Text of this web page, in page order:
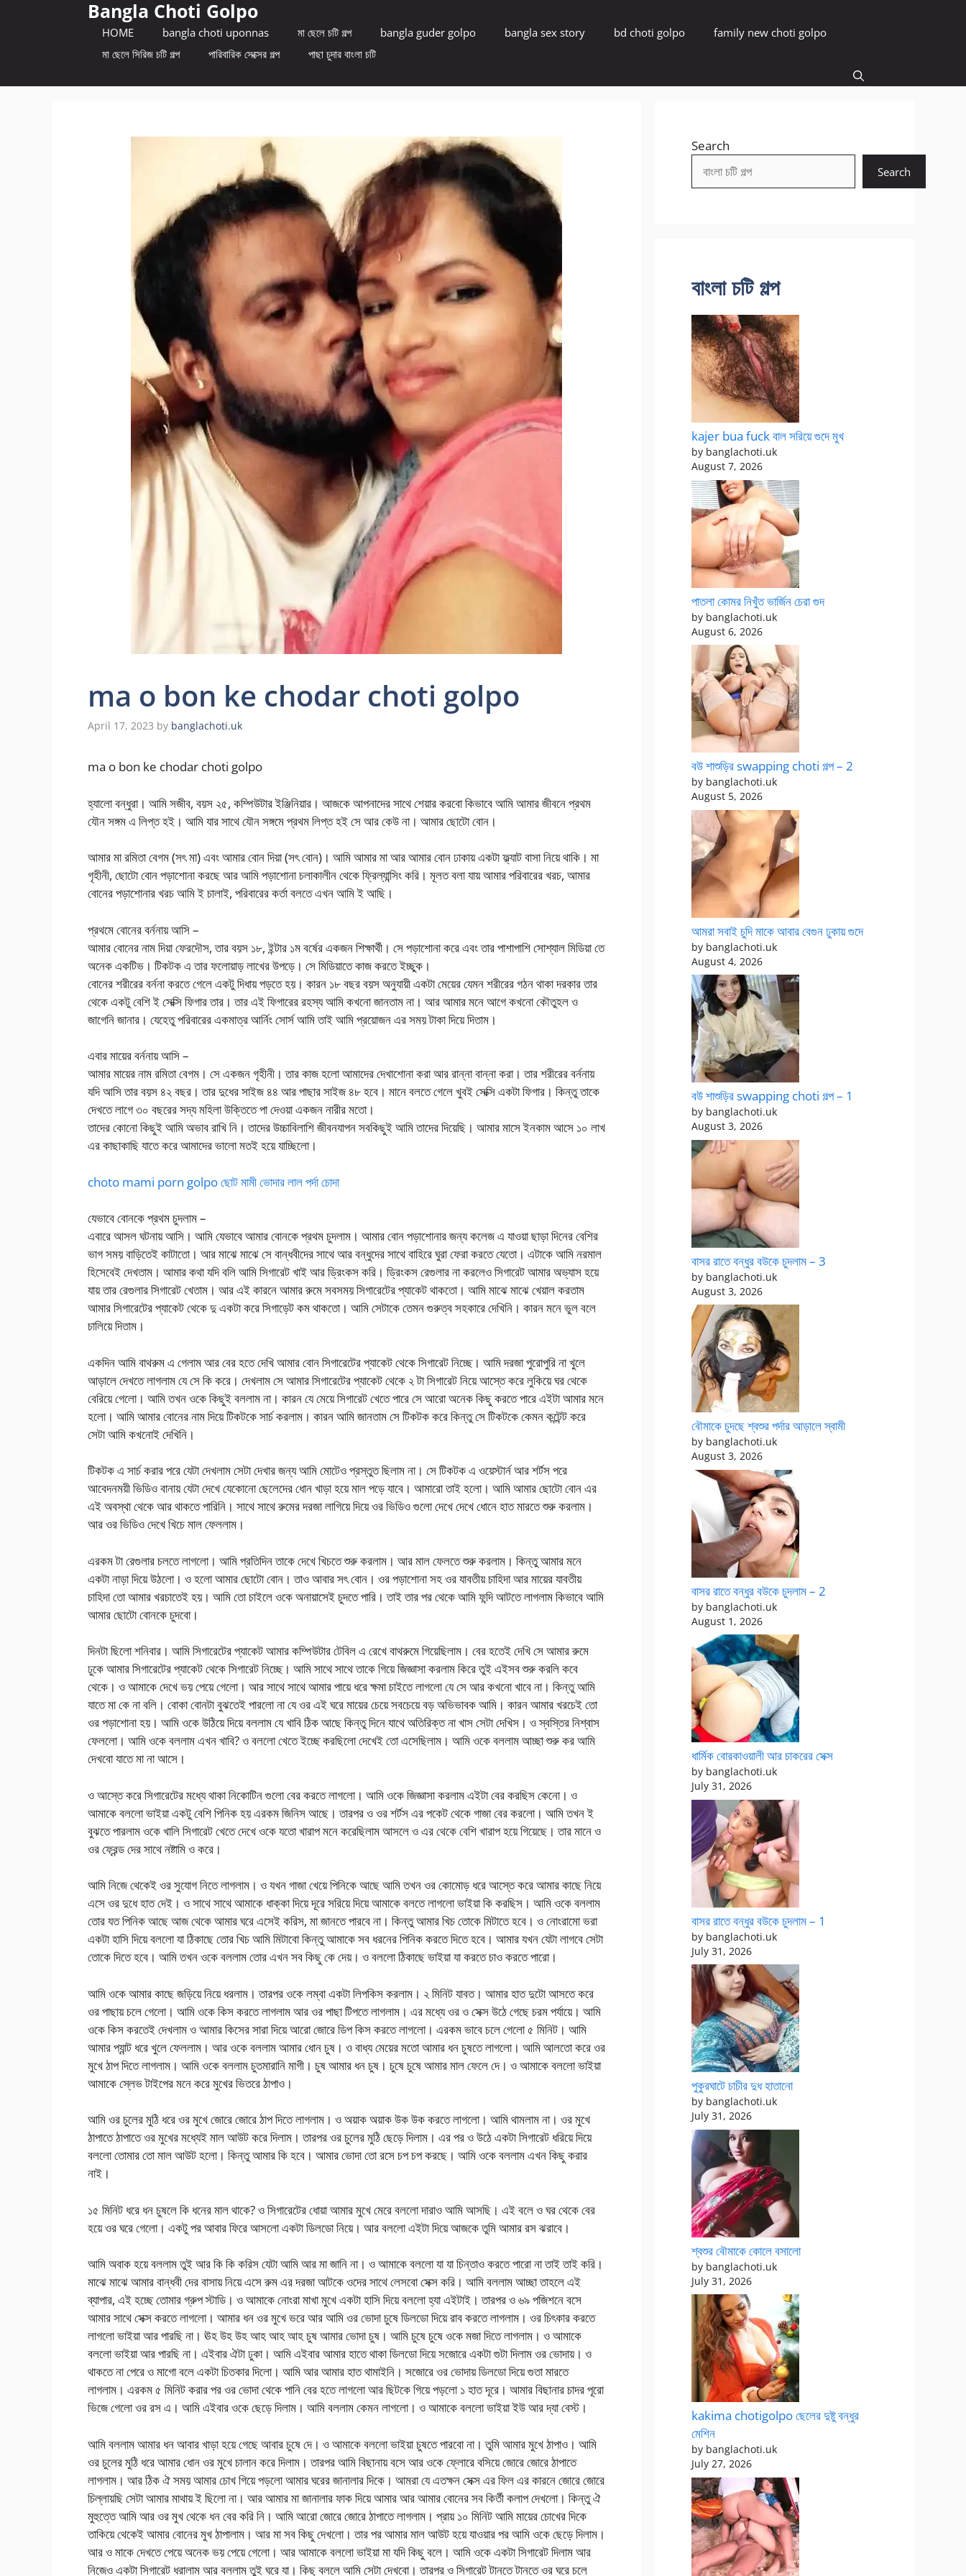
Bangla Choti Golpo
HOME bangla choti uponnas মা ছেলে চটি গল্প bangla guder golpo bangla sex story bd choti golpo
family new choti golpo
মা ছেলে সিরিজ চটি গল্প
পারিবারিক সেক্সের গল্প পাছা চুদার বাংলা চটি
ma o bon ke chodar choti golpo
April 17, 2023 by banglachoti.uk
ma o bon ke chodar choti golpo
হ্যালো বন্ধুরা। আমি সজীব, বয়স ২৫, কম্পিউটার ইঞ্জিনিয়ার। আজকে আপনাদের সাথে শেয়ার করবো কিভাবে আমি আমার জীবনে প্রথম
যৌন সঙ্গম এ লিপ্ত হই। আমি যার সাথে যৌন সঙ্গমে প্রথম লিপ্ত হই সে আর কেউ না। আমার ছোটো বোন।
আমার মা রমিতা বেগম (সৎ মা) এবং আমার বোন দিয়া (সৎ বোন)। আমি আমার মা আর আমার বোন ঢাকায় একটা ফ্ল্যাট বাসা নিয়ে থাকি। মা
গৃহীনী, ছোটো বোন পড়াশোনা করছে আর আমি পড়াশোনা চলাকালীন থেকে ফ্রিল্যান্সিং করি। মূলত বলা যায় আমার পরিবারের খরচ, আমার
বোনের পড়াশোনার খরচ আমি ই চালাই, পরিবারের কর্তা বলতে এখন আমি ই আছি।
প্রথমে বোনের বর্ননায় আসি –
আমার বোনের নাম দিয়া ফেরদৌস, তার বয়স ১৮, ইন্টার ১ম বর্ষের একজন শিক্ষার্থী। সে পড়াশোনা করে এবং তার পাশাপাশি সোশ্যাল মিডিয়া তে
অনেক একটিভ। টিকটক এ তার ফলোয়াড় লাখের উপড়ে। সে মিডিয়াতে কাজ করতে ইচ্ছুক।
বোনের শরীরের বর্ননা করতে গেলে একটু দিধায় পড়তে হয়। কারন ১৮ বছর বয়স অনুযায়ী একটা মেয়ের যেমন শরীরের গঠন থাকা দরকার তার
থেকে একটু বেশি ই সেক্সি ফিগার তার। তার এই ফিগারের রহস্য আমি কখনো জানতাম না। আর আমার মনে আগে কখনো কৌতুহল ও
জাগেনি জানার। যেহেতু পরিবারের একমাত্র আর্নিং সোর্স আমি তাই আমি প্রয়োজন এর সময় টাকা দিয়ে দিতাম।
এবার মায়ের বর্ননায় আসি –
আমার মায়ের নাম রমিতা বেগম। সে একজন গৃহীনী। তার কাজ হলো আমাদের দেখাশোনা করা আর রান্না বান্না করা। তার শরীরের বর্ননায়
যদি আসি তার বয়স ৪২ বছর। তার দুধের সাইজ ৪৪ আর পাছার সাইজ ৪৮ হবে। মানে বলতে গেলে খুবই সেক্সি একটা ফিগার। কিন্তু তাকে
দেখতে লাগে ৩০ বছরের সদ্য মহিলা উক্তিতে পা দেওয়া একজন নারীর মতো।
তাদের কোনো কিছুই আমি অভাব রাখি নি। তাদের উচ্চাবিলাশি জীবনযাপন সবকিছুই আমি তাদের দিয়েছি। আমার মাসে ইনকাম আসে ১০ লাখ
এর কাছাকাছি যাতে করে আমাদের ভালো মতই হয়ে যাচ্ছিলো।
choto mami porn golpo ছোট মামী ভোদার লাল পর্দা চোদা
যেভাবে বোনকে প্রথম চুদলাম –
এবারে আসল ঘটনায় আসি। আমি যেভাবে আমার বোনকে প্রথম চুদলাম। আমার বোন পড়াশোনার জন্য কলেজ এ যাওয়া ছাড়া দিনের বেশির
ভাগ সময় বাড়িতেই কাটাতো। আর মাঝে মাঝে সে বান্ধবীদের সাথে আর বন্ধুদের সাথে বাহিরে ঘুরা ফেরা করতে যেতো। এটাকে আমি নরমাল
হিসেবেই দেখতাম। আমার কথা যদি বলি আমি সিগারেট খাই আর ড্রিংকস করি। ড্রিংকস রেগুলার না করলেও সিগারেট আমার অভ্যাস হয়ে
যায় তার রেগুলার সিগারেট খেতাম। আর এই কারনে আমার রুমে সবসময় সিগারেটের প্যাকেট থাকতো। আমি মাঝে মাঝে খেয়াল করতাম
আমার সিগারেটের প্যাকেট থেকে দু একটা করে সিগাড়েট কম থাকতো। আমি সেটাকে তেমন গুরুত্ব সহকারে দেখিনি। কারন মনে ভুল বলে
চালিয়ে দিতাম।
একদিন আমি বাথরুম এ গেলাম আর বের হতে দেখি আমার বোন সিগারেটের প্যাকেট থেকে সিগারেট নিচ্ছে। আমি দরজা পুরোপুরি না খুলে
আড়ালে দেখতে লাগলাম যে সে কি করে। দেখলাম সে আমার সিগারেটের প্যাকেট থেকে ২ টা সিগারেট নিয়ে আস্তে করে লুকিয়ে ঘর থেকে
বেরিয়ে গেলো। আমি তখন ওকে কিছুই বললাম না। কারন যে মেয়ে সিগারেট খেতে পারে সে আরো অনেক কিছু করতে পারে এইটা আমার মনে
হলো। আমি আমার বোনের নাম দিয়ে টিকটকে সার্চ করলাম। কারন আমি জানতাম সে টিকটক করে কিন্তু সে টিকটকে কেমন কন্টেন্ট করে
সেটা আমি কখনোই দেখিনি।
টিকটক এ সার্চ করার পরে যেটা দেখলাম সেটা দেখার জন্য আমি মোটেও প্রস্তুত ছিলাম না। সে টিকটক এ ওয়েস্টার্ন আর শর্টস পরে
আবেদনময়ী ভিডিও বানায় যেটা দেখে যেকোনো ছেলেদের ধোন খাড়া হয়ে মাল পড়ে যাবে। আমারো তাই হলো। আমি আমার ছোটো বোন এর
এই অবস্থা থেকে আর থাকতে পারিনি। সাথে সাথে রুমের দরজা লাগিয়ে দিয়ে ওর ভিডিও গুলো দেখে দেখে ধোনে হাত মারতে শুরু করলাম।
আর ওর ভিডিও দেখে খিচে মাল ফেললাম।
এরকম টা রেগুলার চলতে লাগলো। আমি প্রতিদিন তাকে দেখে খিচতে শুরু করলাম। আর মাল ফেলতে শুরু করলাম। কিন্তু আমার মনে
একটা নাড়া দিয়ে উঠলো। ও হলো আমার ছোটো বোন। তাও আবার সৎ বোন। ওর পড়াশোনা সহ ওর যাবতীয় চাহিদা আর মায়ের যাবতীয়
চাহিদা তো আমার খরচাতেই হয়। আমি তো চাইলে ওকে অনায়াসেই চুদতে পারি। তাই তার পর থেকে আমি ফন্দি আটতে লাগলাম কিভাবে আমি
আমার ছোটো বোনকে চুদবো।
দিনটা ছিলো শনিবার। আমি সিগারেটের প্যাকেট আমার কম্পিউটার টেবিল এ রেখে বাথরুমে গিয়েছিলাম। বের হতেই দেখি সে আমার রুমে
ঢুকে আমার সিগারেটের প্যাকেট থেকে সিগারেট নিচ্ছে। আমি সাথে সাথে তাকে গিয়ে জিজ্ঞাসা করলাম কিরে তুই এইসব শুরু করলি কবে
থেকে। ও আমাকে দেখে ভয় পেয়ে গেলো। আর সাথে সাথে আমার পায়ে ধরে ক্ষমা চাইতে লাগলো যে সে আর কখনো খাবে না। কিন্তু আমি
যাতে মা কে না বলি। বোকা বোনটা বুঝতেই পারলো না যে ওর এই ঘরে মায়ের চেয়ে সবচেয়ে বড় অভিভাবক আমি। কারন আমার খরচেই তো
ওর পড়াশোনা হয়। আমি ওকে উঠিয়ে দিয়ে বললাম যে খাবি ঠিক আছে কিন্তু দিনে যাথে অতিরিক্ত না খাস সেটা দেখিস। ও স্বস্তির নিশ্বাস
ফেললো। আমি ওকে বললাম এখন খাবি? ও বললো খেতে ইচ্ছে করছিলো দেখেই তো এসেছিলাম। আমি ওকে বললাম আচ্ছা শুরু কর আমি
দেখবো যাতে মা না আসে।
ও আস্তে করে সিগারেটের মধ্যে থাকা নিকোটিন গুলো বের করতে লাগলো। আমি ওকে জিজ্ঞাসা করলাম এইটা বের করছিস কেনো। ও
আমাকে বললো ভাইয়া একটু বেশি পিনিক হয় এরকম জিনিস আছে। তারপর ও ওর শর্টস এর পকেট থেকে গাজা বের করলো। আমি তখন ই
বুঝতে পারলাম ওকে খালি সিগারেট খেতে দেখে ওকে যতো খারাপ মনে করেছিলাম আসলে ও এর থেকে বেশি খারাপ হয়ে গিয়েছে। তার মানে ও
ওর ফ্রেন্ড দের সাথে নষ্টামি ও করে।
আমি নিজে থেকেই ওর সুযোগ নিতে লাগলাম। ও যখন গাজা খেয়ে পিনিকে আছে আমি তখন ওর কোমোড় ধরে আস্তে করে আমার কাছে নিয়ে
এসে ওর দুধে হাত দেই। ও সাথে সাথে আমাকে ধাক্কা দিয়ে দূরে সরিয়ে দিয়ে আমাকে বলতে লাগলো ভাইয়া কি করছিস। আমি ওকে বললাম
তোর যত পিনিক আছে আজ থেকে আমার ঘরে এসেই করিস, মা জানতে পারবে না। কিন্তু আমার খিচ তোকে মিটাতে হবে। ও নোংরামো ভরা
একটা হাসি দিয়ে বললো যা ঠিকাছে তোর খিচ আমি মিটাবো কিন্তু আমাকে সব ধরনের পিনিক করতে দিতে হবে। আমার যখন যেটা লাগবে সেটা
তোকে দিতে হবে। আমি তখন ওকে বললাম তোর এখন সব কিছু কে দেয়। ও বললো ঠিকাছে ভাইয়া যা করতে চাও করতে পারো।
আমি ওকে আমার কাছে জড়িয়ে নিয়ে ধরলাম। তারপর ওকে লম্বা একটা লিপকিস করলাম। ২ মিনিট যাবত। আমার হাত দুটো আসতে করে
ওর পাছায় চলে গেলো। আমি ওকে কিস করতে লাগলাম আর ওর পাছা টিপতে লাগলাম। এর মধ্যে ওর ও সেক্স উঠে গেছে চরম পর্যায়ে। আমি
ওকে কিস করতেই দেখলাম ও আমার কিসের সারা দিয়ে আরো জোরে ডিপ কিস করতে লাগলো। এরকম ভাবে চলে গেলো ৫ মিনিট। আমি
আমার প্যান্ট ধরে খুলে ফেললাম। আর ওকে বললাম আমার ধোন চুষ। ও বাধ্য মেয়ের মতো আমার ধন চুষতে লাগলো। আমি আলতো করে ওর
মুখে ঠাপ দিতে লাগলাম। আমি ওকে বললাম চুতমারানি মাগী। চুষ আমার ধন চুষ। চুষে চুষে আমার মাল ফেলে দে। ও আমাকে বললো ভাইয়া
আমাকে স্লেভ টাইপের মনে করে মুখের ভিতরে ঠাপাও।
আমি ওর চুলের মুঠি ধরে ওর মুখে জোরে জোরে ঠাপ দিতে লাগলাম। ও অয়াক অয়াক উক উক করতে লাগলো। আমি থামলাম না। ওর মুখে
ঠাপাতে ঠাপাতে ওর মুখের মধ্যেই মাল আউট করে দিলাম। তারপর ওর চুলের মুঠি ছেড়ে দিলাম। এর পর ও উঠে একটা সিগারেট ধরিয়ে দিয়ে
বললো তোমার তো মাল আউট হলো। কিন্তু আমার কি হবে। আমার ভোদা তো রসে চপ চপ করছে। আমি ওকে বললাম এখন কিছু করার
নাই।
১৫ মিনিট ধরে ধন চুষলে কি ধনের মাল থাকে? ও সিগারেটের ধোয়া আমার মুখে মেরে বললো দারাও আমি আসছি। এই বলে ও ঘর থেকে বের
হয়ে ওর ঘরে গেলো। একটু পর আবার ফিরে আসলো একটা ডিলডো নিয়ে। আর বললো এইটা দিয়ে আজকে তুমি আমার রস ঝরাবে।
আমি অবাক হয়ে বললাম তুই আর কি কি করিস যেটা আমি আর মা জানি না। ও আমাকে বললো যা যা চিন্তাও করতে পারো না তাই তাই করি।
মাঝে মাঝে আমার বান্ধবী দের বাসায় নিয়ে এসে রুম এর দরজা আটকে ওদের সাথে লেসবো সেক্স করি। আমি বললাম আচ্ছা তাহলে এই
ব্যাপার, এই হচ্ছে তোমার গ্রুপ স্টাডি। ও আমাকে নোংরা মাখা মুখে একটা হাসি দিয়ে বললো হ্যা এইটাই। তারপর ও ৬৯ পজিশনে বসে
আমার সাথে সেক্স করতে লাগলো। আমার ধন ওর মুখে ভরে আর আমি ওর ভোদা চুষে ডিলডো দিয়ে রাব করতে লাগলাম। ওর চিৎকার করতে
লাগলো ভাইয়া আর পারছি না। ঊহ উহ উহ আহ আহ আহ চুষ আমার ভোদা চুষ। আমি চুষে চুষে ওকে মজা দিতে লাগলাম। ও আমাকে
বললো ভাইয়া আর পারছি না। এইবার ঐটা ঢুকা। আমি এইবার আমার হাতে থাকা ডিলডো দিয়ে সজোরে একটা গুটা দিলাম ওর ভোদায়। ও
থাকতে না পেরে ও মাগো বলে একটা চিতকার দিলো। আমি আর আমার হাত থামাইনি। সজোরে ওর ভোদায় ডিলডো দিয়ে গুতা মারতে
লাগলাম। এরকম ৫ মিনিট করার পর ওর ভোদা থেকে পানি বের হতে লাগলো আর ছিটকে গিয়ে পড়লো ১ হাত দূরে। আমার বিছানার চাদর পূরো
ভিজে গেলো ওর রস এ। আমি এইবার ওকে ছেড়ে দিলাম। আমি বললাম কেমন লাগলো। ও আমাকে বললো ভাইয়া ইউ আর দ্যা বেস্ট।
আমি বললাম আমার ধন আবার খাড়া হয়ে গেছে আবার চুষে দে। ও আমাকে বললো ভাইয়া চুষতে পারবো না। তুমি আমার মুখে ঠাপাও। আমি
ওর চুলের মুঠি ধরে আমার ধোন ওর মুখে চালান করে দিলাম। তারপর আমি বিছানায় বসে আর ওকে ফ্লোরে বসিয়ে জোরে জোরে ঠাপাতে
লাগলাম। আর ঠিক ঐ সময় আমার চোখ গিয়ে পড়লো আমার ঘরের জানালার দিকে। আমরা যে এতক্ষন সেক্স এর ফিল এর কারনে জোরে জোরে
চিল্লায়ছি সেটা আমার মাথায় ই ছিলো না। আর আমার মা জানালার ফাক দিয়ে আমার আর আমার বোনের সব কির্তী কলাপ দেখলো। কিন্তু ঐ
মুহুত্তে আমি আর ওর মুখ থেকে ধন বের করি নি। আমি আরো জোরে জোরে ঠাপাতে লাগলাম। প্রায় ১০ মিনিট আমি মায়ের চোখের দিকে
তাকিয়ে থেকেই আমার বোনের মুখ ঠাপালাম। আর মা সব কিছু দেখলো। তার পর আমার মাল আউট হয়ে যাওয়ার পর আমি ওকে ছেড়ে দিলাম।
আর ও মাকে দেখতে পেয়ে অনেক ভয় পেয়ে গেলো। আর আমাকে বললো ভাইয়া মা যদি কিছু বলে। আমি ওকে একটা সিগারেট দিলাম আর
নিজেও একটা সিগারেট ধরালাম আর বললাম তুই ঘরে যা। কিছু বললে আমি সেটা দেখবো। তারপর ও সিগারেট টানতে টানতে ওর ঘরে চলে
Search
Search
বাংলা চটি গল্প
kajer bua fuck বাল সরিয়ে গুদে মুখ
by banglachoti.uk
August 7, 2026
পাতলা কোমর নিখুঁত ভার্জিন চেরা গুদ
by banglachoti.uk
August 6, 2026
বউ শাশুড়ির swapping choti গল্প – 2
by banglachoti.uk
August 5, 2026
আমরা সবাই চুদি মাকে আবার বেগুন ঢুকায় গুদে
by banglachoti.uk
August 4, 2026
বউ শাশুড়ির swapping choti গল্প – 1
by banglachoti.uk
August 3, 2026
বাসর রাতে বন্ধুর বউকে চুদলাম – 3
by banglachoti.uk
August 3, 2026
বৌমাকে চুদছে শ্বশুর পর্দার আড়ালে স্বামী
by banglachoti.uk
August 3, 2026
বাসর রাতে বন্ধুর বউকে চুদলাম – 2
by banglachoti.uk
August 1, 2026
ধার্মিক বোরকাওয়ালী আর চাকরের সেক্স
by banglachoti.uk
July 31, 2026
বাসর রাতে বন্ধুর বউকে চুদলাম – 1
by banglachoti.uk
July 31, 2026
পুকুরঘাটে চাচীর দুধ হাতানো
by banglachoti.uk
July 31, 2026
শ্বশুর বৌমাকে কোলে বসালো
by banglachoti.uk
July 31, 2026
kakima chotigolpo ছেলের দুষ্টু বন্ধুর
মেশিন
by banglachoti.uk
July 27, 2026